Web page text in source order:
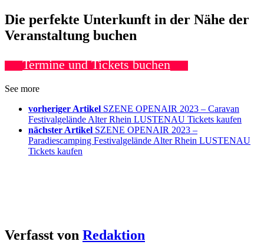
Die perfekte Unterkunft in der Nähe der
Veranstaltung buchen
Termine und Tickets buchen
See more
vorheriger Artikel SZENE OPENAIR 2023 – Caravan
Festivalgelände Alter Rhein LUSTENAU Tickets kaufen
nächster Artikel SZENE OPENAIR 2023 –
Paradiescamping Festivalgelände Alter Rhein LUSTENAU
Tickets kaufen
Verfasst von Redaktion